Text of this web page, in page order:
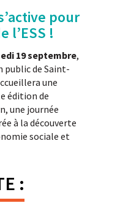
pour
l’ESS !
19 septembre,
public de Saint-
une
édition de
une journée
à la découverte
sociale et
: